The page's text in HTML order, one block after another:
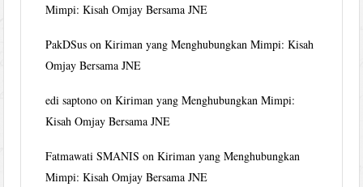
Mimpi: Kisah Omjay Bersama JNE
PakDSus onKiriman yang Menghubungkan Mimpi: Kisah
Omjay Bersama JNE
edi saptono onKiriman yang Menghubungkan Mimpi:
Kisah Omjay Bersama JNE
Fatmawati SMANIS onKiriman yang Menghubungkan
Mimpi: Kisah Omjay Bersama JNE